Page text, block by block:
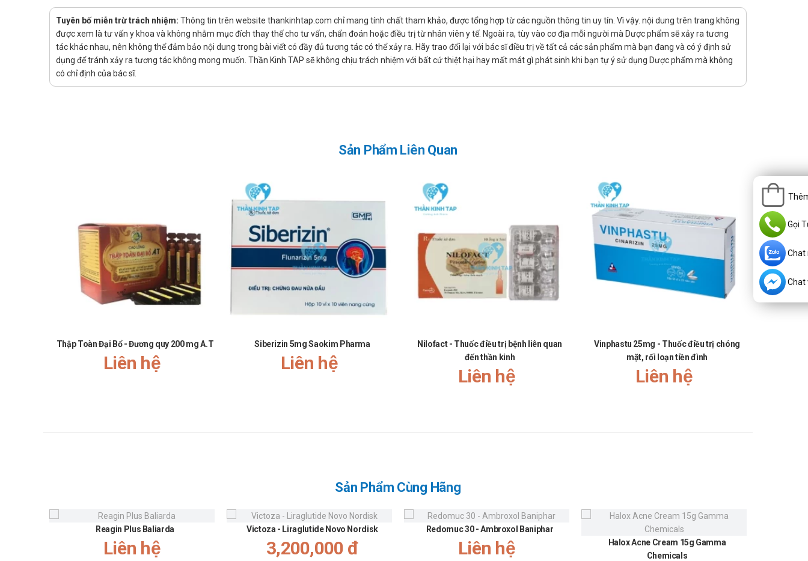
Tuyên bố miễn trừ trách nhiệm: Thông tin trên website thankinhtap.com chỉ mang tính chất tham khảo, được tổng hợp từ các nguồn thông tin uy tín. Vì vậy. nội dung trên trang không
được xem là tư vấn y khoa và không nhằm mục đích thay thế cho tư vấn, chẩn đoán hoặc điều trị từ nhân viên y tế. Ngoài ra, tùy vào cơ địa mỗi người mà Dược phẩm sẽ xảy ra tương
tác khác nhau, nên không thể đảm bảo nội dung trong bài viết có đầy đủ tương tác có thể xảy ra. Hãy trao đổi lại với bác sĩ điều trị về tất cả các sản phẩm mà bạn đang và có ý định sử
dụng để tránh xảy ra tương tác không mong muốn. Thần Kinh TAP sẽ không chịu trách nhiệm với bất cứ thiệt hại hay mất mát gì phát sinh khi bạn tự ý sử dụng Dược phẩm mà không
có chỉ định của bác sĩ.
Sản Phẩm Liên Quan
Thập Toàn Đại Bổ - Đương quy 200 mg A.T
Liên hệ
Siberizin 5mg Saokim Pharma
Liên hệ
Nilofact - Thuốc điều trị bệnh liên quan
đến thần kinh
Liên hệ
Vinphastu 25mg - Thuốc điều trị chóng
mặt, rối loạn tiền đình
Liên hệ
Sản Phẩm Cùng Hãng
Reagin Plus Baliarda
Liên hệ
Victoza - Liraglutide Novo Nordisk
3,200,000 đ
Redomuc 30 - Ambroxol Baniphar
Liên hệ
Halox Acne Cream 15g Gamma
Chemicals
Gọi
Chat
Chat